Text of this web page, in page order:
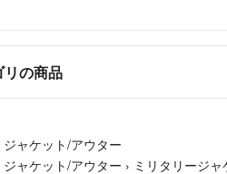
リの商品
ジャケット/アウター
ジャケット/アウター › ミリタリージャ